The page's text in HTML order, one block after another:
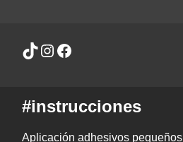
#instrucciones
Aplicación adhesivos pequeños